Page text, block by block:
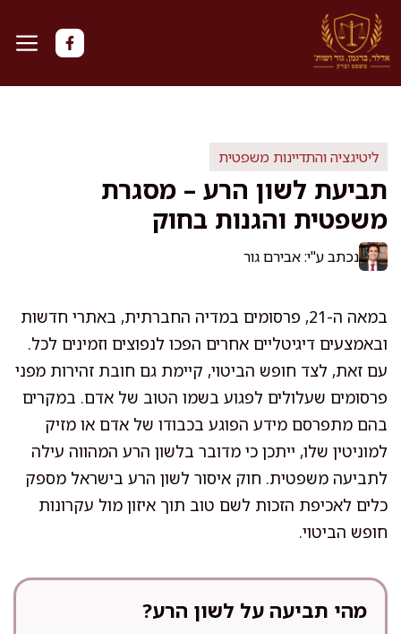
לדלג
לתוכן
ליטיגציה והתדיינות משפטית
תביעת לשון הרע – מסגרת
משפטית והגנות בחוק
נכתב ע"י: אבירם גור
במאה ה-21, פרסומים במדיה החברתית, באתרי חדשות
ובאמצעים דיגיטליים אחרים הפכו לנפוצים וזמינים לכל.
עם זאת, לצד חופש הביטוי, קיימת גם חובת זהירות מפני
פרסומים שעלולים לפגוע בשמו הטוב של אדם. במקרים
בהם מתפרסם מידע הפוגע בכבודו של אדם או מזיק
למוניטין שלו, ייתכן כי מדובר בלשון הרע המהווה עילה
לתביעה משפטית. חוק איסור לשון הרע בישראל מספק
כלים לאכיפת הזכות לשם טוב תוך איזון מול עקרונות
חופש הביטוי.
מהי תביעה על לשון הרע?